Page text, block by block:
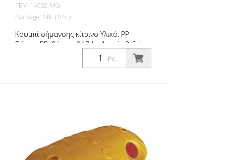
TEM-14002-MG
Package: Stk. (1Pc.)
Κουμπί σήμανσης κίτρινο Υλικό: PP
Βάρος: PP: βάρος: 0,17 kg 4 οπές βιδών
Χωρίς υλικό στερέωσης Για εύκολη
οριοθέτηση χώρων στάθμευσης ή χώρων
Pc.